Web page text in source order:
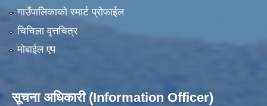
गाउँपालिकाको स्मार्ट प्रोफाईल
चिचिला वृत्तचित्र
मोबाईल एप
सूचना अधिकारी (Information Officer)